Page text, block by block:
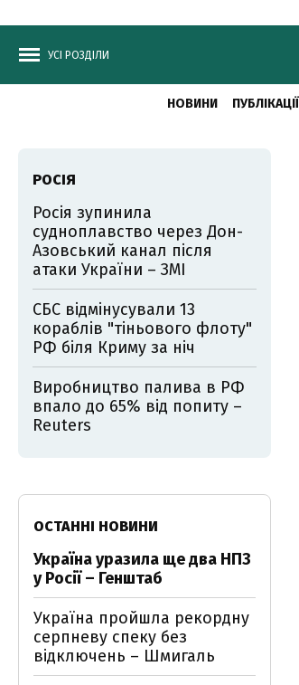
УСІ РОЗДІЛИ
НОВИНИ ПУБЛІКАЦІЇ
РОСІЯ
Росія зупинила
судноплавство через Дон-
Азовський канал після
атаки України – ЗМІ
СБС відмінусували 13
кораблів "тіньового флоту"
РФ біля Криму за ніч
Виробництво палива в РФ
впало до 65% від попиту –
Reuters
ОСТАННІ НОВИНИ
Україна уразила ще два НПЗ
у Росії – Генштаб
Україна пройшла рекордну
серпневу спеку без
відключень – Шмигаль